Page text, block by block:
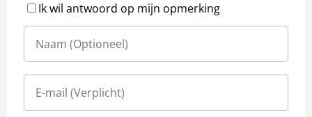
Ik wil antwoord op mijn opmerking